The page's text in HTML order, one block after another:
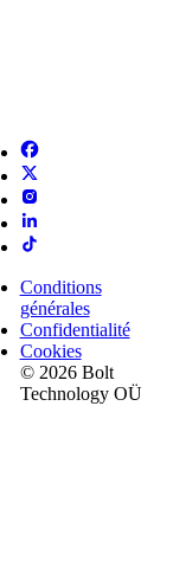
Conditions
générales
Confidentialité
Cookies
© 2026 Bolt
Technology OÜ